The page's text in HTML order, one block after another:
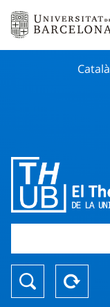
Català